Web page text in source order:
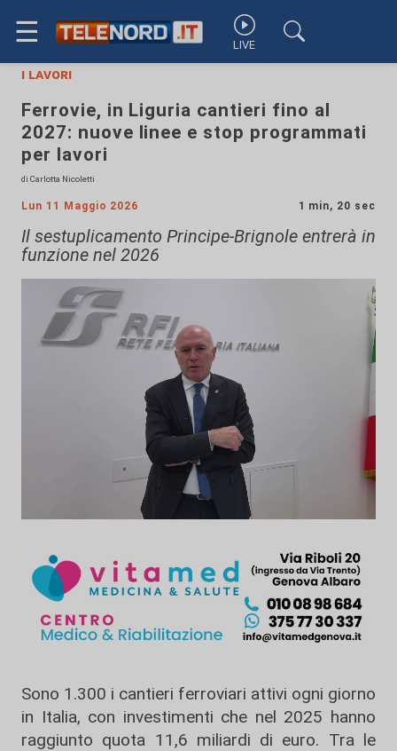
☰ LIVE
i lavori
Ferrovie, in Liguria cantieri fino al
2027: nuove linee e stop programmati
per lavori
di Carlotta Nicoletti
Lun 11 Maggio 2026 1 min, 20 sec
Il sestuplicamento Principe-Brignole entrerà in
funzione nel 2026
Sono 1.300 i cantieri ferroviari attivi ogni giorno
in Italia, con investimenti che nel 2025 hanno
raggiunto quota 11,6 miliardi di euro. Tra le